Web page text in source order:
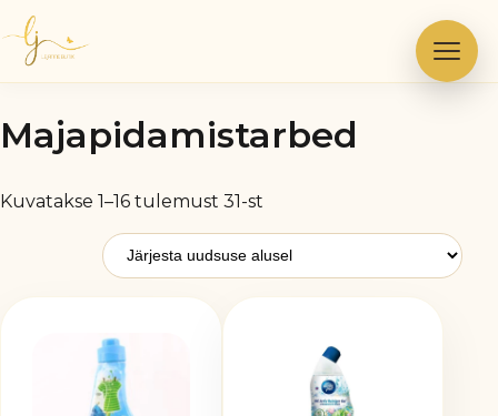
Skip
to
content
Majapidamistarbed
Kuvatakse 1–16 tulemust 31-st
uusimate
järgi